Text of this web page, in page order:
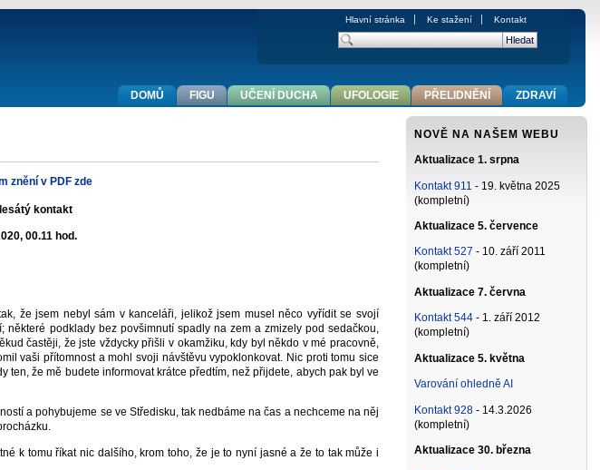
Hlavní stránka Ke stažení Kontakt
znění v PDF zde
kontakt
00.11 hod.
že jsem nebyl sám v kanceláři, jelikož jsem musel něco vyřídit se svojí
podklady bez povšimnutí spadly na zem a zmizely pod sedačkou,
častěji, že jste vždycky přišli v okamžiku, kdy byl někdo v mé pracovně,
vaši přítomnost a mohl svoji návštěvu vypoklonkovat. Nic proti tomu sice
že mě budete informovat krátce předtím, než přijdete, abych pak byl ve
a pohybujeme se ve Středisku, tak nedbáme na čas a nechceme na něj
k tomu říkat nic dalšího, krom toho, že je to nyní jasné a že to tak může i
DOMŮ FIGU UČENÍ DUCHA UFOLOGIE PŘELIDNĚNÍ ZDRAVÍ
NOVĚ NA NAŠEM WEBU
Aktualizace 1. srpna
Kontakt 911 - 19. května 2025
(kompletní)
Aktualizace 5. července
Kontakt 527 - 10. září 2011
(kompletní)
Aktualizace 7. června
Kontakt 544- 1. září 2012
(kompletní)
Aktualizace 5. května
Varování ohledně AI
Kontakt 928- 14.3.2026
(kompletní)
Aktualizace 30. března